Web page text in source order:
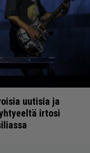
uutisia ja
irtosi